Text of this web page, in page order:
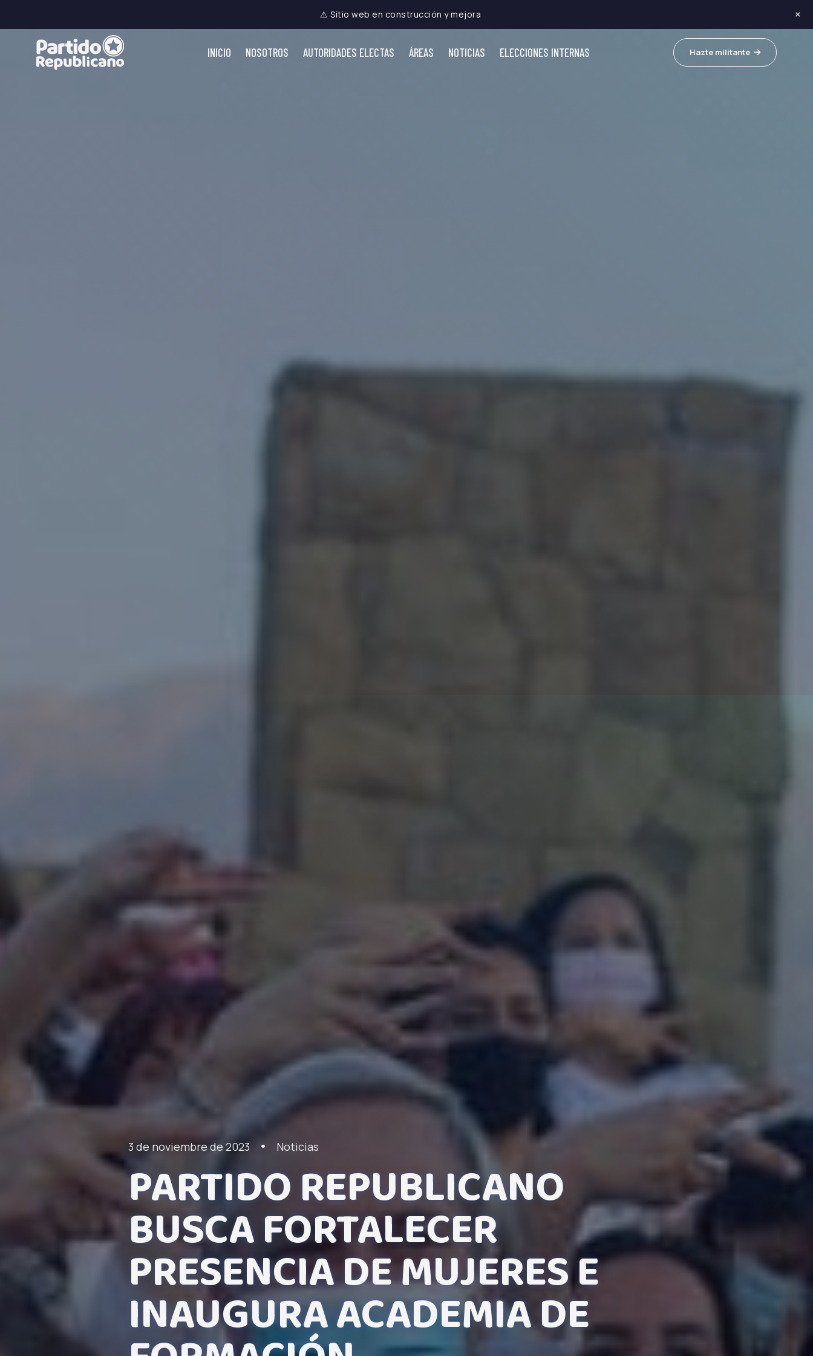
⚠ Sitio web en construcción y mejora ×
INICIO NOSOTROS AUTORIDADES ELECTAS ÁREAS NOTICIAS ELECCIONES INTERNAS Hazte militante
3 de noviembre de 2023 • Noticias
PARTIDO REPUBLICANO
BUSCA FORTALECER
PRESENCIA DE MUJERES E
INAUGURA ACADEMIA DE